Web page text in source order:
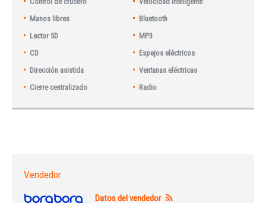
Manos libres
Bluetooth
Lector SD
MP3
CD
Espejos eléctricos
Dirección asistida
Ventanas eléctricas
Cierre centralizado
Radio
Vendedor
Datos del vendedor